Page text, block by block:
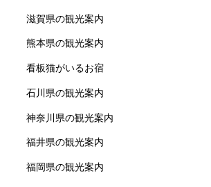
滋賀県の観光案内
熊本県の観光案内
看板猫がいるお宿
石川県の観光案内
神奈川県の観光案内
福井県の観光案内
福岡県の観光案内